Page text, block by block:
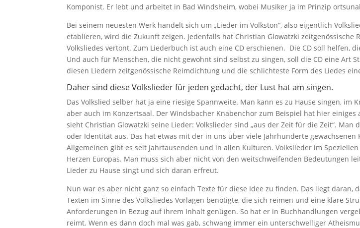
Komponist. Er lebt und arbeitet in Bad Windsheim, wobei Musiker ja im Prinzip
Bei seinem neuesten Werk handelt sich um „Lieder im Volkston“, also eigentlich
etablieren, wird die Zukunft zeigen. Jedenfalls hat Christian Glowatzki zeitgenössische
Volksliedes vertont. Zum Liederbuch ist auch eine CD erschienen. Die CD soll helfen,
Und auch für Menschen, die nicht gewohnt sind selbst zu singen, soll die CD eine Art
diesen Liedern zeitgenössische Reimdichtung und die schlichteste Form des Liedes
Daher sind diese Volkslieder für jeden gedacht, der Lust hat am singen.
Das Volkslied selber hat ja eine riesige Spannweite. Man kann es zu Hause singen, im
aber auch im Konzertsaal. Der Windsbacher Knabenchor zum Beispiel hat hier einiges
sieht Christian Glowatzki seine Lieder: Volkslieder sind „aus der Zeit für die Zeit“. Man
oder Identität aus. Das hat etwas mit der in uns über viele Jahrhunderte gewachsenen
Allgemeinen gibt es seit Jahrtausenden und in allen Kulturen. Volkslieder im
Herzen Europas. Man muss sich aber nicht von den weitschweifenden Bedeutungen
Lieder zu Hause singt und sich daran erfreut.
Nun war es aber nicht ganz so einfach Texte für diese Idee zu finden. Das liegt daran,
Texten im Sinne des Volksliedes Vorlagen benötigte, die sich reimen und eine klare
Anforderungen in Bezug auf ihrem Inhalt genügen. So hat er in Buchhandlungen
reimt. Wenn es dann doch mal was gab, schwang immer ein unterschwelliger